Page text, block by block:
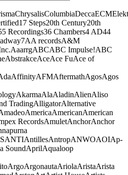
ChrysalisColumbiaDeccaECM
17 Steps20th Century20th
Recordings36 Chambers4 AD44
7AA recordsA&M
AaarrgABCABC Impulse!ABC
AbstrakceAceAce FuAce of
AffinityAFMAftermathAgosAgos
AkarmaAlaAladinAlienAliso
TradingAlligatorAlternative
AmericaAmericanAmerican
RecordsAmuletAnchorAnchor
ANTIAntillesAntropANWOAOIAp-
SoundAprilAqualoop
ArgoArgonautaAriolaAristaArista